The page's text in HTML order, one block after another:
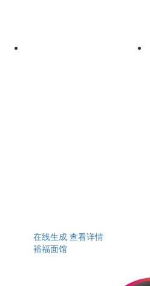
在线生成 查看详情
裕福面馆